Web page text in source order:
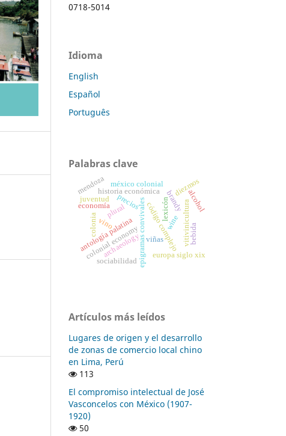
0718-5014
Idioma
English
Español
Português
Palabras clave
epigramas convivales
antología palatina
vino código complejo
plural
wine
brandy
colonial economy
archaeology
colonia
precios
economía
historia económica
vitivinicultura
diezmos
méxico colonial
mendoza
europa siglo xix
viñas
lexicón
sociabilidad
bebida
alcohol
juventud
Artículos más leídos
Lugares de origen y el desarrollo
de zonas de comercio local chino
en Lima, Perú
113
El compromiso intelectual de José
Vasconcelos con México (1907-
1920)
50